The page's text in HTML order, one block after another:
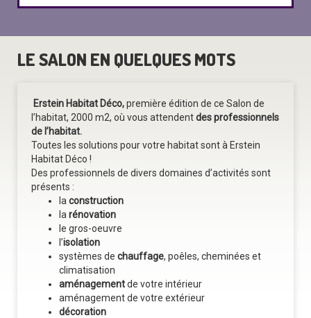
LE SALON EN QUELQUES MOTS
Erstein Habitat Déco,première édition de ce Salon de
l’habitat, 2000 m2, où vous attendentdes professionnels
de l’habitat.
Toutes les solutions pour votre habitat sont à Erstein
Habitat Déco !
Des professionnels de divers domaines d’activités sont
présents :
la construction
la rénovation
le gros-oeuvre
l’isolation
systèmes de chauffage, poêles, cheminées et
climatisation
aménagementde votre intérieur
aménagement de votre extérieur
décoration